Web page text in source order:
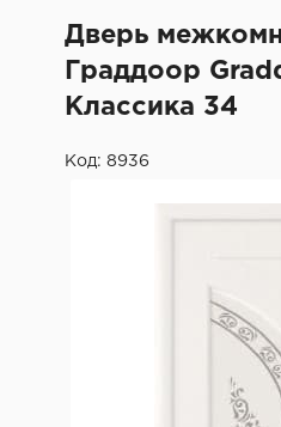
Дверь
Граддоор
Классика 34
Код: 8936